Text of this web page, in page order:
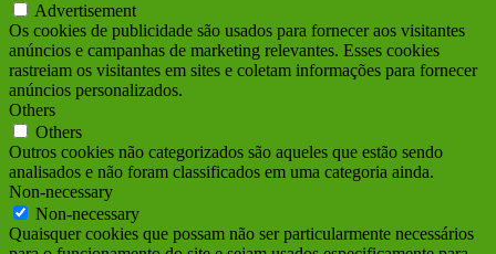
Advertisement
Os cookies de publicidade são usados para fornecer aos visitantes
anúncios e campanhas de marketing relevantes. Esses cookies
rastreiam os visitantes em sites e coletam informações para fornecer
anúncios personalizados.
Others
Others
Outros cookies não categorizados são aqueles que estão sendo
analisados e não foram classificados em uma categoria ainda.
Non-necessary
Non-necessary
Quaisquer cookies que possam não ser particularmente necessários